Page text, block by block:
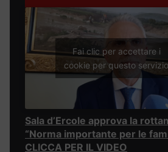
Fai clic per accettare i
cookie per questo servizio
Sala d’Ercole approva la
“Norma importante per le
CLICCA PER IL VIDEO